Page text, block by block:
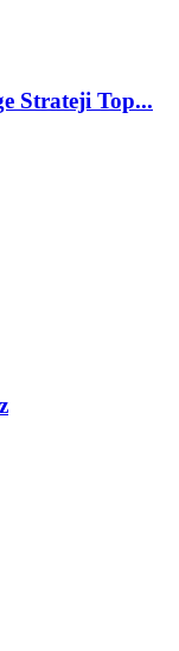
Strateji Top...